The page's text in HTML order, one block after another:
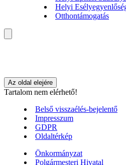
Helyi
Otthontámogatás
Az oldal elejére
Tartalom nem elérhető!
Belső visszaélés-bejelentő
Impresszum
GDPR
Oldaltérkép
Önkormányzat
Polgármesteri Hivatal